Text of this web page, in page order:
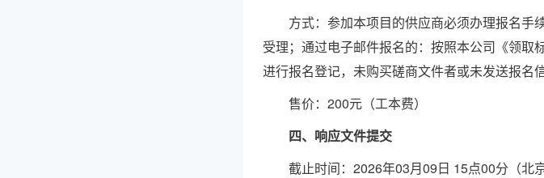
方式：参加本项目的供应商必须办理报名手
受理；通过电子邮件报名的：按照本公司《领取
进行报名登记，未购买磋商文件者或未发送报名
售价： 200元（工本费）
四、响应文件提交
截止时间： 2026年03月09日 15点00分（北